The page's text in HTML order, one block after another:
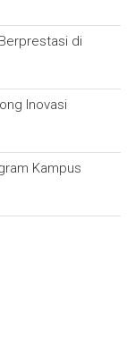
di
Inovasi
Kampus